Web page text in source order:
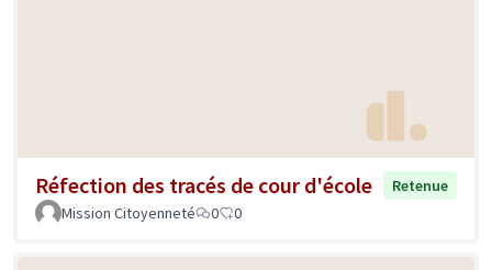
Réfection des tracés de cour d'école
Retenue
Mission Citoyenneté
0 0